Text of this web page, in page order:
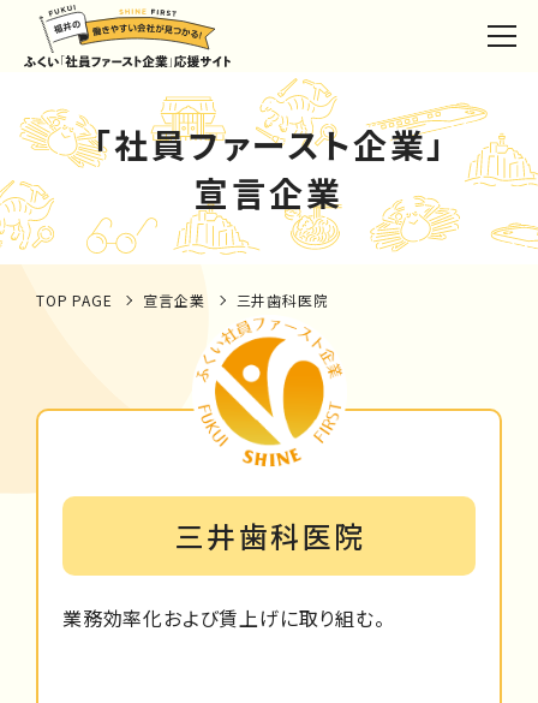
「社員ファースト企業」
宣言企業
TOP PAGE 宣言企業 三井歯科医院
三井歯科医院
業務効率化および賃上げに取り組む。